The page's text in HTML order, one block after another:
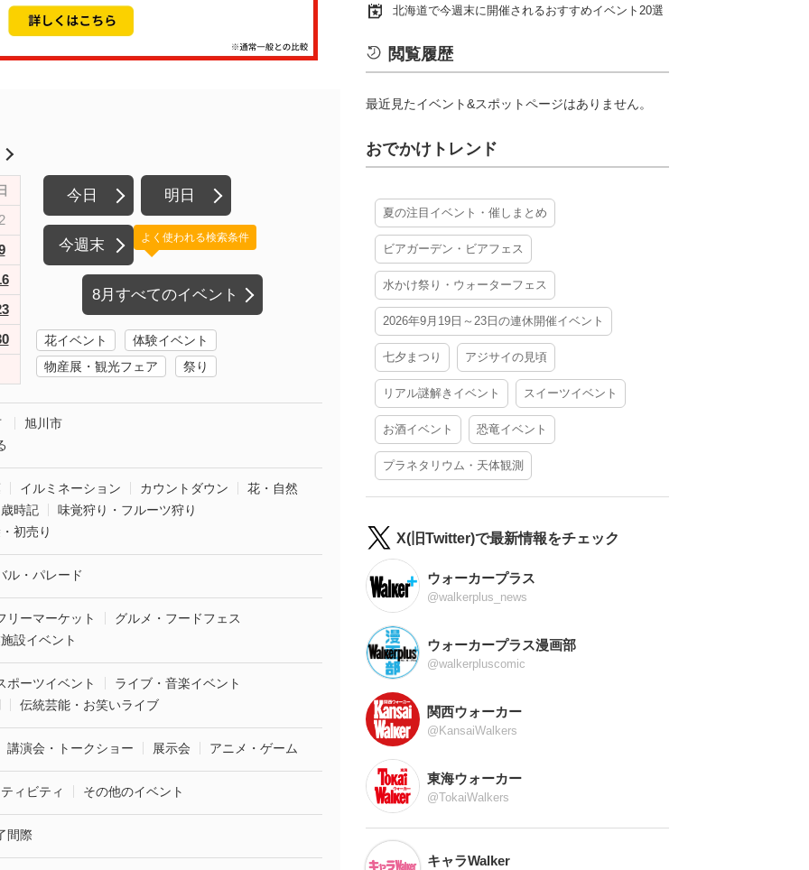
今日 明日
今週末
8月すべてのイベント
よく使われる検索条件
花イベント
体験イベント
物産展・観光フェア
祭り
旭川市
イルミネーション カウントダウン
花・自然
時記
味覚狩り・フルーツ狩り
初売り
ル・パレード
リーマーケット
グルメ・フードフェス
設イベント
ポーツイベント
ライブ・音楽イベント
伝統芸能・お笑いライブ
講演会・トークショー 展示会 アニメ・ゲーム
ィビティ その他のイベント
間際
北海道で今週末に開催されるおすすめイベント20選
閲覧履歴
最近見たイベント&スポットページはありません。
おでかけトレンド
夏の注目イベント・催しまとめ
ビアガーデン・ビアフェス
水かけ祭り・ウォーターフェス
2026年9月19日～23日の連休開催イベント
七夕まつり アジサイの見頃
リアル謎解きイベント スイーツイベント
お酒イベント 恐竜イベント
プラネタリウム・天体観測
X(旧Twitter)で最新情報をチェック
ウォーカープラス
@walkerplus_news
ウォーカープラス漫画部
@walkerpluscomic
関西ウォーカー
@KansaiWalkers
東海ウォーカー
@TokaiWalkers
キャラWalker